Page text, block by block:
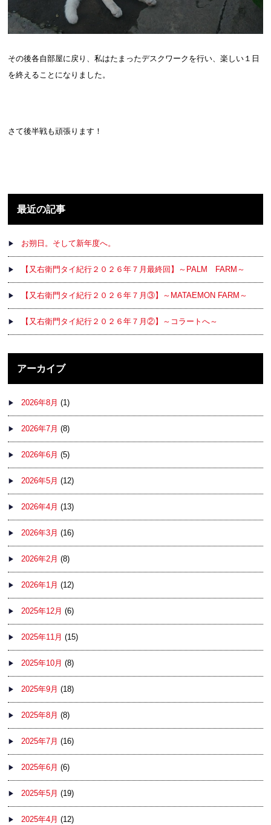
その後各自部屋に戻り、私はたまったデスクワークを行い、楽しい１日
を終えることになりました。
さて後半戦も頑張ります！
最近の記事
お朔日。そして新年度へ。
【又右衛門タイ紀行２０２６年７月最終回】～PALM FARM～
【又右衛門タイ紀行２０２６年７月③】～MATAEMON FARM～
【又右衛門タイ紀行２０２６年７月②】～コラートへ～
アーカイブ
2026年8月 (1)
2026年7月 (8)
2026年6月 (5)
2026年5月 (12)
2026年4月 (13)
2026年3月 (16)
2026年2月 (8)
2026年1月 (12)
2025年12月 (6)
2025年11月 (15)
2025年10月 (8)
2025年9月 (18)
2025年8月 (8)
2025年7月 (16)
2025年6月 (6)
2025年5月 (19)
2025年4月 (12)